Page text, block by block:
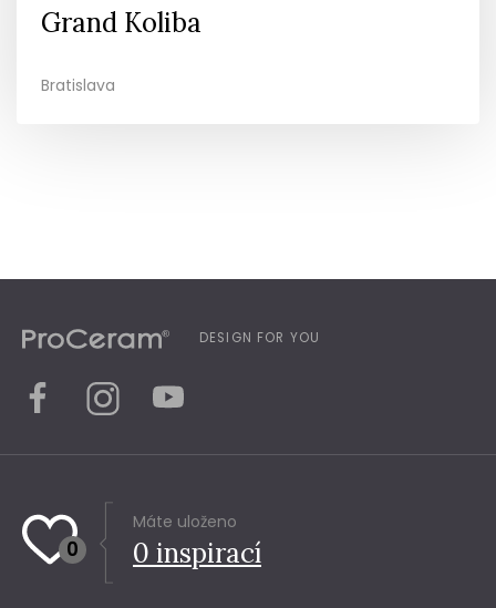
Grand Koliba
Bratislava
DESIGN FOR YOU
0
Máte uloženo
0 inspirací